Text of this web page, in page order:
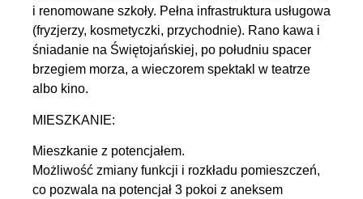
i renomowane szkoły. Pełna infrastruktura usługowa
(fryzjerzy, kosmetyczki, przychodnie). Rano kawa i
śniadanie na Świętojańskiej, po południu spacer
brzegiem morza, a wieczorem spektakl w teatrze
albo kino.
MIESZKANIE:
Mieszkanie z potencjałem.
Możliwość zmiany funkcji i rozkładu pomieszczeń,
co pozwala na potencjał 3 pokoi z aneksem